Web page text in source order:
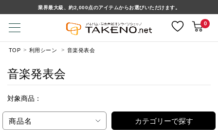
業界最大級、約2,000点のアイテムからお選びいただけます。
0
TOP 利用シーン 音楽発表会
音楽発表会
対象商品：
商品名 カテゴリーで探す